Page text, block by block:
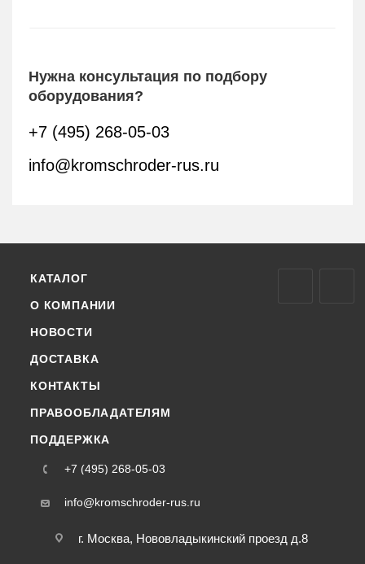
Нужна консультация по подбору
оборудования?
+7 (495) 268-05-03
info@kromschroder-rus.ru
КАТАЛОГ
О КОМПАНИИ
НОВОСТИ
ДОСТАВКА
КОНТАКТЫ
ПРАВООБЛАДАТЕЛЯМ
ПОДДЕРЖКА
+7 (495) 268-05-03
info@kromschroder-rus.ru
г. Москва, Нововладыкинский проезд д.8